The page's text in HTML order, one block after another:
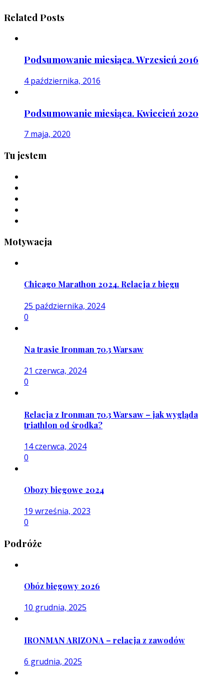
Related Posts
Podsumowanie miesiąca. Wrzesień 2016
4 października, 2016
Podsumowanie miesiąca. Kwiecień 2020
7 maja, 2020
Tu jestem
Motywacja
Chicago Marathon 2024. Relacja z biegu
25 października, 2024
0
Na trasie Ironman 70.3 Warsaw
21 czerwca, 2024
0
Relacja z Ironman 70.3 Warsaw – jak wygląda
triathlon od środka?
14 czerwca, 2024
0
Obozy biegowe 2024
19 września, 2023
0
Podróże
Obóz biegowy 2026
10 grudnia, 2025
IRONMAN ARIZONA – relacja z zawodów
6 grudnia, 2025